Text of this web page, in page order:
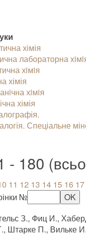
хімія
лабораторна
хiмiя
хімія
хiмiя
хімія
Спеціальне
- 180
11 12 13 14 15 16 17
№
З., Фиц И.,
Штарке П., Вильке